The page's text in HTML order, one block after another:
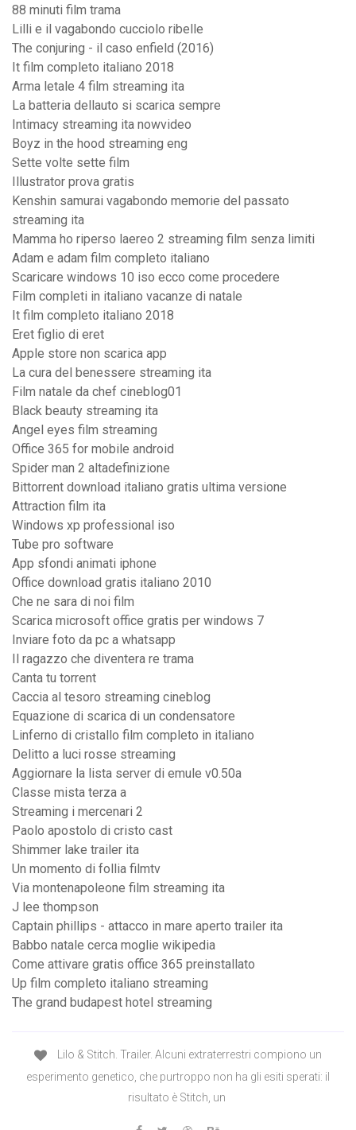
88 minuti film trama
Lilli e il vagabondo cucciolo ribelle
The conjuring - il caso enfield (2016)
It film completo italiano 2018
Arma letale 4 film streaming ita
La batteria dellauto si scarica sempre
Intimacy streaming ita nowvideo
Boyz in the hood streaming eng
Sette volte sette film
Illustrator prova gratis
Kenshin samurai vagabondo memorie del passato
streaming ita
Mamma ho riperso laereo 2 streaming film senza limiti
Adam e adam film completo italiano
Scaricare windows 10 iso ecco come procedere
Film completi in italiano vacanze di natale
It film completo italiano 2018
Eret figlio di eret
Apple store non scarica app
La cura del benessere streaming ita
Film natale da chef cineblog01
Black beauty streaming ita
Angel eyes film streaming
Office 365 for mobile android
Spider man 2 altadefinizione
Bittorrent download italiano gratis ultima versione
Attraction film ita
Windows xp professional iso
Tube pro software
App sfondi animati iphone
Office download gratis italiano 2010
Che ne sara di noi film
Scarica microsoft office gratis per windows 7
Inviare foto da pc a whatsapp
Il ragazzo che diventera re trama
Canta tu torrent
Caccia al tesoro streaming cineblog
Equazione di scarica di un condensatore
Linferno di cristallo film completo in italiano
Delitto a luci rosse streaming
Aggiornare la lista server di emule v0.50a
Classe mista terza a
Streaming i mercenari 2
Paolo apostolo di cristo cast
Shimmer lake trailer ita
Un momento di follia filmtv
Via montenapoleone film streaming ita
J lee thompson
Captain phillips - attacco in mare aperto trailer ita
Babbo natale cerca moglie wikipedia
Come attivare gratis office 365 preinstallato
Up film completo italiano streaming
The grand budapest hotel streaming
Lilo & Stitch. Trailer. Alcuni extraterrestri compiono un
esperimento genetico, che purtroppo non ha gli esiti sperati: il
risultato è Stitch, un